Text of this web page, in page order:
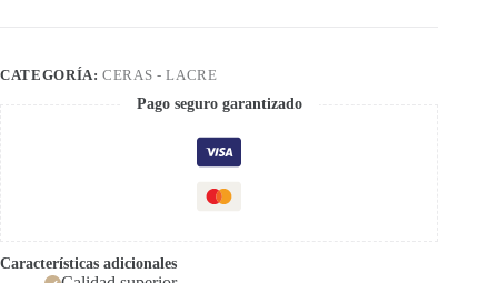
CATEGORÍA:CERAS - LACRE
Pago seguro garantizado
Características adicionales